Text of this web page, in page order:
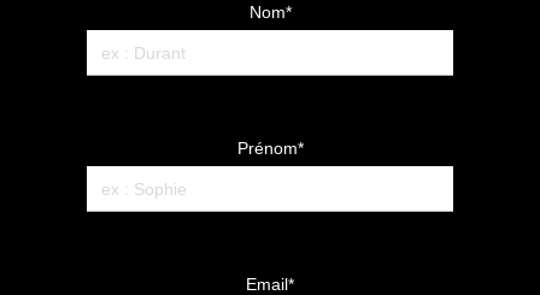
Nom*
Prénom*
Email*